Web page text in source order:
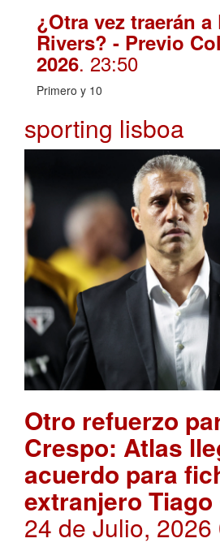
¿Otra vez traerán
Rivers? - Previo
2026. 23:50
Primero y 10
sporting lisboa
Otro refuerzo
Crespo: Atlas
acuerdo para
extranjero Tiago
24 de Julio, 2026